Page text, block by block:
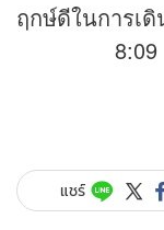
ฤกษ์ดีในการเ
8:09 -
แชร์